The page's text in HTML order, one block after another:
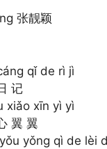
张靓颖
qǐ de rì jì
记
xiǎo xīn yì yì
翼 翼
yǒng qì de lèi